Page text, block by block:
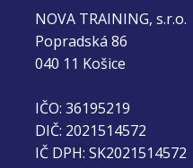
NOVA
svedomím
ďakujem
trpezlivosť a
spokojných
NOVA TRAINING, s.r.o.
Popradská 86
040 11 Košice
IČO: 36195219
DIČ: 2021514572
IČ DPH: SK2021514572